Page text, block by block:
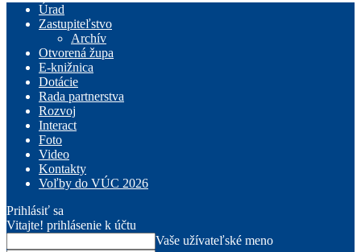
Úrad
Zastupiteľstvo
Archív
Otvorená župa
E-knižnica
Dotácie
Rada partnerstva
Rozvoj
Interact
Foto
Video
Kontakty
Voľby do VÚC 2026
Prihlásiť sa
Vitajte! prihlásenie k účtu
Vaše užívateľské meno